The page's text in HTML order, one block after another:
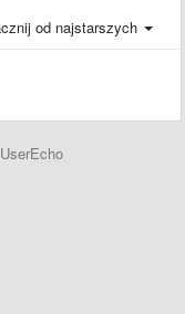
od najstarszych